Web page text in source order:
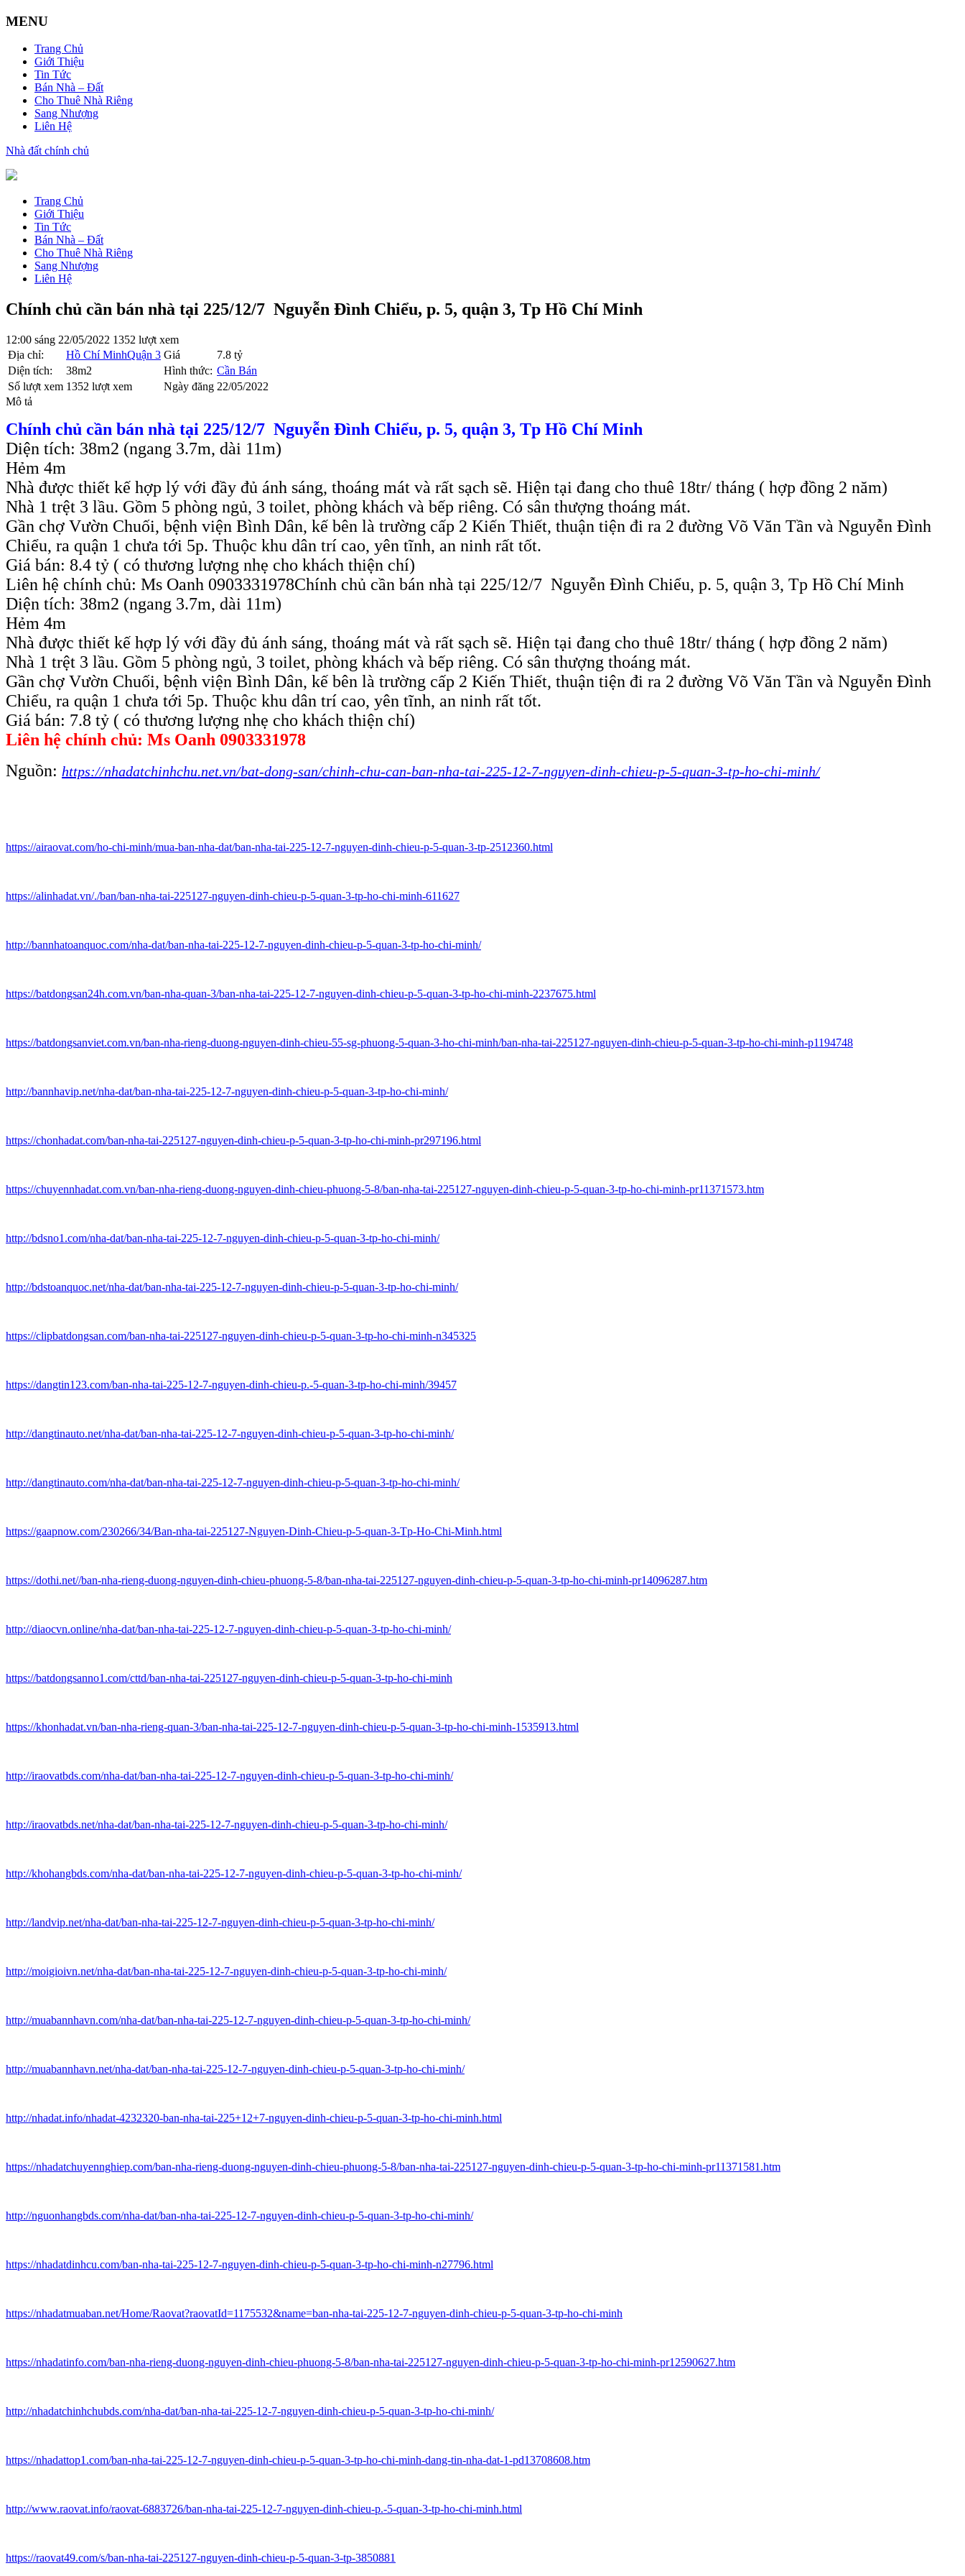
MENU
Trang Chủ
Giới Thiệu
Tin Tức
Bán Nhà – Đất
Cho Thuê Nhà Riêng
Sang Nhượng
Liên Hệ
Nhà đất chính chủ
Trang Chủ
Giới Thiệu
Tin Tức
Bán Nhà – Đất
Cho Thuê Nhà Riêng
Sang Nhượng
Liên Hệ
Chính chủ cần bán nhà tại 225/12/7 Nguyễn Đình Chiểu, p. 5, quận 3, Tp Hồ Chí Minh
12:00 sáng 22/05/2022 1352 lượt xem
Địa chỉ:
Hồ Chí MinhQuận 3 Giá
7.8 tỷ
Diện tích:
38m2 Hình thức: Cần Bán
Số lượt xem 1352 lượt xem Ngày đăng 22/05/2022
Mô tả
Chính chủ cần bán nhà tại 225/12/7 Nguyễn Đình Chiểu, p. 5, quận 3, Tp Hồ Chí Minh
Diện tích: 38m2 (ngang 3.7m, dài 11m)
Hẻm 4m
Nhà được thiết kế hợp lý với đầy đủ ánh sáng, thoáng mát và rất sạch sẽ. Hiện tại đang cho thuê 18tr/ tháng ( hợp đồng 2 năm)
Nhà 1 trệt 3 lầu. Gồm 5 phòng ngủ, 3 toilet, phòng khách và bếp riêng. Có sân thượng thoáng mát.
Gần chợ Vườn Chuối, bệnh viện Bình Dân, kế bên là trường cấp 2 Kiến Thiết, thuận tiện đi ra 2 đường Võ Văn Tần và Nguyễn Đình
Chiểu, ra quận 1 chưa tới 5p. Thuộc khu dân trí cao, yên tĩnh, an ninh rất tốt.
Giá bán: 8.4 tỷ ( có thương lượng nhẹ cho khách thiện chí)
Liên hệ chính chủ: Ms Oanh 0903331978Chính chủ cần bán nhà tại 225/12/7 Nguyễn Đình Chiểu, p. 5, quận 3, Tp Hồ Chí Minh
Diện tích: 38m2 (ngang 3.7m, dài 11m)
Hẻm 4m
Nhà được thiết kế hợp lý với đầy đủ ánh sáng, thoáng mát và rất sạch sẽ. Hiện tại đang cho thuê 18tr/ tháng ( hợp đồng 2 năm)
Nhà 1 trệt 3 lầu. Gồm 5 phòng ngủ, 3 toilet, phòng khách và bếp riêng. Có sân thượng thoáng mát.
Gần chợ Vườn Chuối, bệnh viện Bình Dân, kế bên là trường cấp 2 Kiến Thiết, thuận tiện đi ra 2 đường Võ Văn Tần và Nguyễn Đình
Chiểu, ra quận 1 chưa tới 5p. Thuộc khu dân trí cao, yên tĩnh, an ninh rất tốt.
Giá bán: 7.8 tỷ ( có thương lượng nhẹ cho khách thiện chí)
Liên hệ chính chủ: Ms Oanh 0903331978
Nguồn: https://nhadatchinhchu.net.vn/bat-dong-san/chinh-chu-can-ban-nha-tai-225-12-7-nguyen-dinh-chieu-p-5-quan-3-tp-ho-chi-minh/
https://airaovat.com/ho-chi-minh/mua-ban-nha-dat/ban-nha-tai-225-12-7-nguyen-dinh-chieu-p-5-quan-3-tp-2512360.html
https://alinhadat.vn/./ban/ban-nha-tai-225127-nguyen-dinh-chieu-p-5-quan-3-tp-ho-chi-minh-611627
http://bannhatoanquoc.com/nha-dat/ban-nha-tai-225-12-7-nguyen-dinh-chieu-p-5-quan-3-tp-ho-chi-minh/
https://batdongsan24h.com.vn/ban-nha-quan-3/ban-nha-tai-225-12-7-nguyen-dinh-chieu-p-5-quan-3-tp-ho-chi-minh-2237675.html
https://batdongsanviet.com.vn/ban-nha-rieng-duong-nguyen-dinh-chieu-55-sg-phuong-5-quan-3-ho-chi-minh/ban-nha-tai-225127-nguyen-dinh-chieu-p-5-quan-3-tp-ho-chi-minh-p1194748
http://bannhavip.net/nha-dat/ban-nha-tai-225-12-7-nguyen-dinh-chieu-p-5-quan-3-tp-ho-chi-minh/
https://chonhadat.com/ban-nha-tai-225127-nguyen-dinh-chieu-p-5-quan-3-tp-ho-chi-minh-pr297196.html
https://chuyennhadat.com.vn/ban-nha-rieng-duong-nguyen-dinh-chieu-phuong-5-8/ban-nha-tai-225127-nguyen-dinh-chieu-p-5-quan-3-tp-ho-chi-minh-pr11371573.htm
http://bdsno1.com/nha-dat/ban-nha-tai-225-12-7-nguyen-dinh-chieu-p-5-quan-3-tp-ho-chi-minh/
http://bdstoanquoc.net/nha-dat/ban-nha-tai-225-12-7-nguyen-dinh-chieu-p-5-quan-3-tp-ho-chi-minh/
https://clipbatdongsan.com/ban-nha-tai-225127-nguyen-dinh-chieu-p-5-quan-3-tp-ho-chi-minh-n345325
https://dangtin123.com/ban-nha-tai-225-12-7-nguyen-dinh-chieu-p.-5-quan-3-tp-ho-chi-minh/39457
http://dangtinauto.net/nha-dat/ban-nha-tai-225-12-7-nguyen-dinh-chieu-p-5-quan-3-tp-ho-chi-minh/
http://dangtinauto.com/nha-dat/ban-nha-tai-225-12-7-nguyen-dinh-chieu-p-5-quan-3-tp-ho-chi-minh/
https://gaapnow.com/230266/34/Ban-nha-tai-225127-Nguyen-Dinh-Chieu-p-5-quan-3-Tp-Ho-Chi-Minh.html
https://dothi.net//ban-nha-rieng-duong-nguyen-dinh-chieu-phuong-5-8/ban-nha-tai-225127-nguyen-dinh-chieu-p-5-quan-3-tp-ho-chi-minh-pr14096287.htm
http://diaocvn.online/nha-dat/ban-nha-tai-225-12-7-nguyen-dinh-chieu-p-5-quan-3-tp-ho-chi-minh/
https://batdongsanno1.com/cttd/ban-nha-tai-225127-nguyen-dinh-chieu-p-5-quan-3-tp-ho-chi-minh
https://khonhadat.vn/ban-nha-rieng-quan-3/ban-nha-tai-225-12-7-nguyen-dinh-chieu-p-5-quan-3-tp-ho-chi-minh-1535913.html
http://iraovatbds.com/nha-dat/ban-nha-tai-225-12-7-nguyen-dinh-chieu-p-5-quan-3-tp-ho-chi-minh/
http://iraovatbds.net/nha-dat/ban-nha-tai-225-12-7-nguyen-dinh-chieu-p-5-quan-3-tp-ho-chi-minh/
http://khohangbds.com/nha-dat/ban-nha-tai-225-12-7-nguyen-dinh-chieu-p-5-quan-3-tp-ho-chi-minh/
http://landvip.net/nha-dat/ban-nha-tai-225-12-7-nguyen-dinh-chieu-p-5-quan-3-tp-ho-chi-minh/
http://moigioivn.net/nha-dat/ban-nha-tai-225-12-7-nguyen-dinh-chieu-p-5-quan-3-tp-ho-chi-minh/
http://muabannhavn.com/nha-dat/ban-nha-tai-225-12-7-nguyen-dinh-chieu-p-5-quan-3-tp-ho-chi-minh/
http://muabannhavn.net/nha-dat/ban-nha-tai-225-12-7-nguyen-dinh-chieu-p-5-quan-3-tp-ho-chi-minh/
http://nhadat.info/nhadat-4232320-ban-nha-tai-225+12+7-nguyen-dinh-chieu-p-5-quan-3-tp-ho-chi-minh.html
https://nhadatchuyennghiep.com/ban-nha-rieng-duong-nguyen-dinh-chieu-phuong-5-8/ban-nha-tai-225127-nguyen-dinh-chieu-p-5-quan-3-tp-ho-chi-minh-pr11371581.htm
http://nguonhangbds.com/nha-dat/ban-nha-tai-225-12-7-nguyen-dinh-chieu-p-5-quan-3-tp-ho-chi-minh/
https://nhadatdinhcu.com/ban-nha-tai-225-12-7-nguyen-dinh-chieu-p-5-quan-3-tp-ho-chi-minh-n27796.html
https://nhadatmuaban.net/Home/Raovat?raovatId=1175532&name=ban-nha-tai-225-12-7-nguyen-dinh-chieu-p-5-quan-3-tp-ho-chi-minh
https://nhadatinfo.com/ban-nha-rieng-duong-nguyen-dinh-chieu-phuong-5-8/ban-nha-tai-225127-nguyen-dinh-chieu-p-5-quan-3-tp-ho-chi-minh-pr12590627.htm
http://nhadatchinhchubds.com/nha-dat/ban-nha-tai-225-12-7-nguyen-dinh-chieu-p-5-quan-3-tp-ho-chi-minh/
https://nhadattop1.com/ban-nha-tai-225-12-7-nguyen-dinh-chieu-p-5-quan-3-tp-ho-chi-minh-dang-tin-nha-dat-1-pd13708608.htm
http://www.raovat.info/raovat-6883726/ban-nha-tai-225-12-7-nguyen-dinh-chieu-p.-5-quan-3-tp-ho-chi-minh.html
https://raovat49.com/s/ban-nha-tai-225127-nguyen-dinh-chieu-p-5-quan-3-tp-3850881